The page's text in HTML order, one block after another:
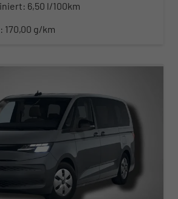
6,50 l/100km
170,00 g/km